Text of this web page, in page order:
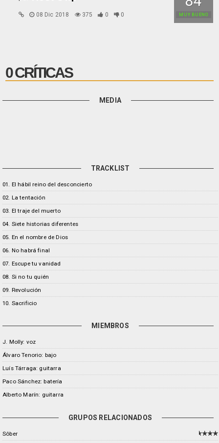
MUY BUENO
08 Dic 2018 375 0 0
0 CRÍTICAS
MEDIA
TRACKLIST
01. El hábil reino del desconcierto
02. La tentación
03. El traje del muerto
04. Siete historias diferentes
05. En el nombre de Dios
06. No habrá final
07. Escupe tu vanidad
08. Si no tu quién
09. Revolución
10. Sacrificio
MIEMBROS
J. Molly: voz
Álvaro Tenorio: bajo
Luís Tárraga: guitarra
Paco Sánchez: batería
Alberto Marín: guitarra
GRUPOS RELACIONADOS
Sôber